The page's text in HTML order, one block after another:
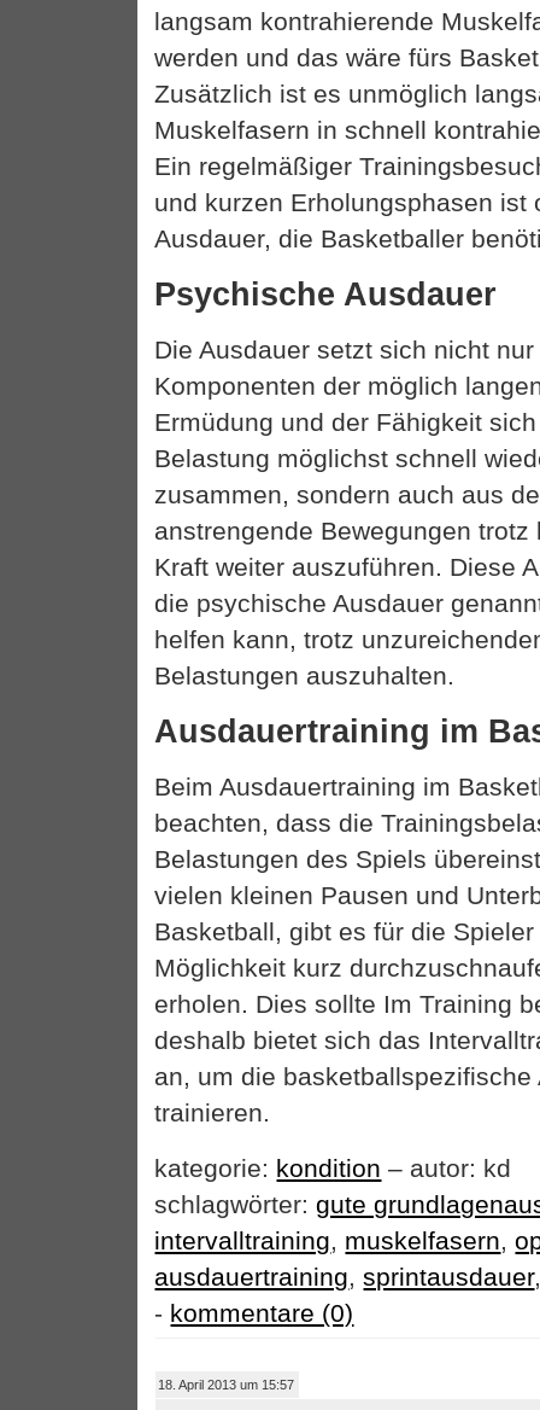
langsam kontrahierende
werden und das wäre fürs
Zusätzlich ist es unmöglich
Muskelfasern in schnell
Ein regelmäßiger
und kurzen Erholungsphasen ist
Ausdauer, die Basketballer
Psychische Ausdauer
Die Ausdauer setzt sich nicht
Komponenten der möglich
Ermüdung und der Fähigkeit
Belastung möglichst schnell
zusammen, sondern auch aus
anstrengende Bewegungen
Kraft weiter auszuführen. Diese
die psychische Ausdauer
helfen kann, trotz
Belastungen auszuhalten.
Ausdauertraining im
Beim Ausdauertraining im
beachten, dass die
Belastungen des Spiels
vielen kleinen Pausen und
Basketball, gibt es für die
Möglichkeit kurz
erholen. Dies sollte Im Training
deshalb bietet sich das
an, um die basketballspezifische
trainieren.
kategorie: kondition – autor: kd
schlagwörter:gute
intervalltraining, muskelfasern,
ausdauertraining,sprintausdauer
- kommentare (0)
18. April 2013 um 15:57